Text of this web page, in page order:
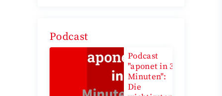
Podcast
Podcast
"aponet in 3
Minuten":
Die